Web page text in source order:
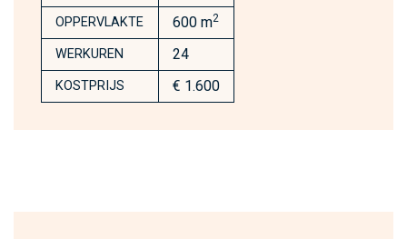
OPPERVLAKTE 600 m2
WERKUREN 24
KOSTPRIJS € 1.600